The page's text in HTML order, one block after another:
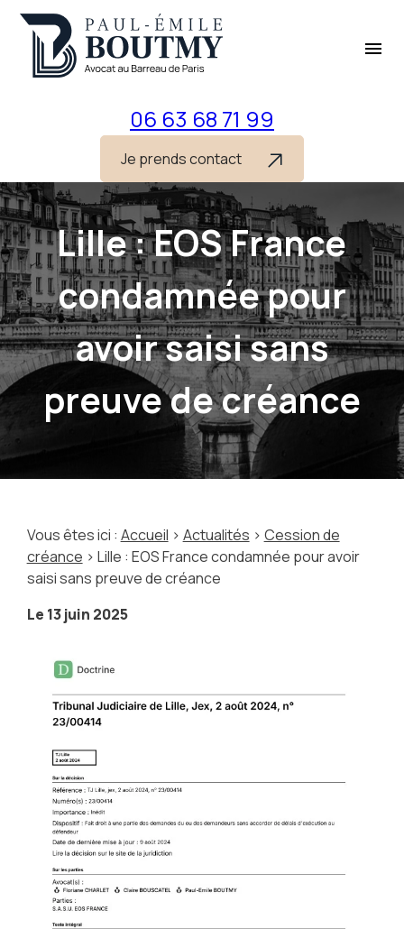
menu
06 63 68 71 99
Je prends contact
Lille : EOS France
condamnée pour
avoir saisi sans
preuve de créance
Vous êtes ici : Accueil > Actualités > Cession de
créance > Lille : EOS France condamnée pour avoir
saisi sans preuve de créance
Le 13 juin 2025
Panneau de gestion des cookies